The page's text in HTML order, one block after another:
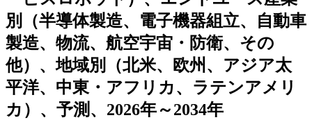
別（半導体製造、電子機器組立、自動車
製造、物流、航空宇宙・防衛、その
他）、地域別（北米、欧州、アジア太
平洋、中東・アフリカ、ラテンアメリ
カ）、予測、2026年～2034年